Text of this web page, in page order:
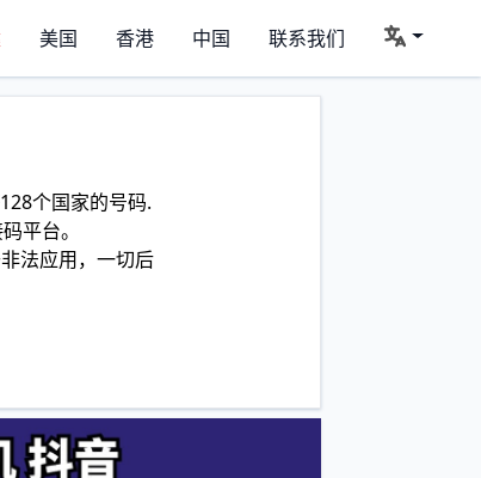
美国 香港 中国 联系我们
个国家的号码.
平台。
法应用，一切后